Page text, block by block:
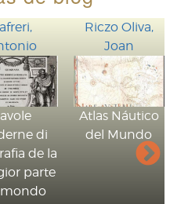
di
de la
parte
Riczo Oliva,
Joan
Atlas Náutico
del Mundo